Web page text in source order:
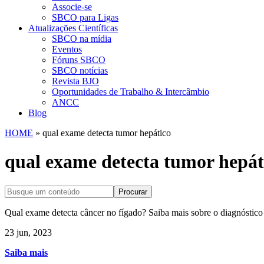
Associe-se
SBCO para Ligas
Atualizações Científicas
SBCO na mídia
Eventos
Fóruns SBCO
SBCO notícias
Revista BJO
Oportunidades de Trabalho & Intercâmbio
ANCC
Blog
HOME » qual exame detecta tumor hepático
qual exame detecta tumor
Procurar
Qual exame detecta câncer no fígado? Saiba mais sobre o diagnóstico
23 jun, 2023
Saiba mais